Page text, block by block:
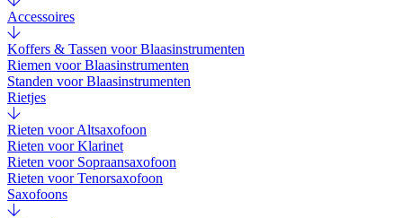
Accessoires
Koffers & Tassen voor Blaasinstrumenten
Riemen voor Blaasinstrumenten
Standen voor Blaasinstrumenten
Rietjes
Rieten voor Altsaxofoon
Rieten voor Klarinet
Rieten voor Sopraansaxofoon
Rieten voor Tenorsaxofoon
Saxofoons